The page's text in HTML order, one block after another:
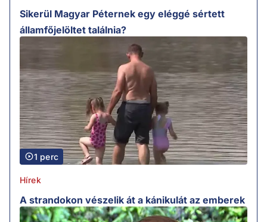
Sikerül Magyar Péternek egy eléggé sértett
államfőjelöltet találnia?
1 perc
Hírek
A strandokon vészelik át a kánikulát az emberek